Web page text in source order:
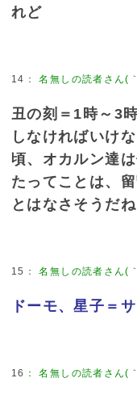
れど
14 ：名無しの読者さん(
丑の刻＝1時～3
しなければいけ
頃、オカルン達
たってことは、
とはなさそうだね
15 ：名無しの読者さん(
ドーモ、星子＝
16 ：名無しの読者さん(